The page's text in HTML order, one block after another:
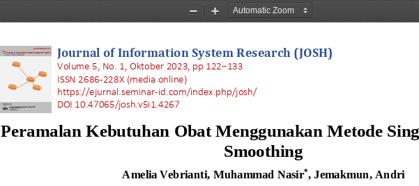
Zoom
Zoom
Journal of Information System Research (JOSH)
Volume 5, No. 1, Oktober 2023, pp 122−133
ISSN 2686-228X (media online)
https://ejurnal.seminar-id.com/index.php/josh/
DOI 10.47065/josh.v5i1.4267
Peramalan Kebutuhan Obat Menggunakan Metode
Smoothing
Amelia Vebrianti, Muhammad Nasir*, Jemakmun, Andri